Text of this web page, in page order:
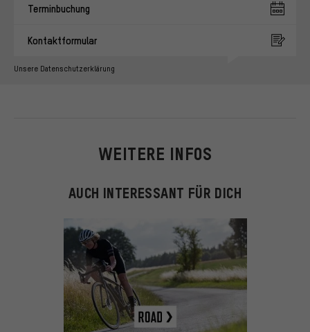
Terminbuchung
Kontaktformular
Unsere Datenschutzerklärung
WEITERE INFOS
AUCH INTERESSANT FÜR DICH